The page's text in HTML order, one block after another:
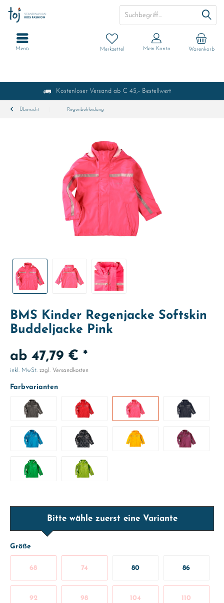
Kostenloser Versand ab € 45,- Bestellwert
Warenkorb
Merkzettel Mein Konto
Menü
Übersicht Regenbekleidung
BMS Kinder Regenjacke Softskin
Buddeljacke Pink
ab 47,79 € *
inkl. MwSt. zzgl. Versandkosten
Farbvarianten
Bitte wähle zuerst eine Variante
Größe
68 74 80 86
92 98 104 110